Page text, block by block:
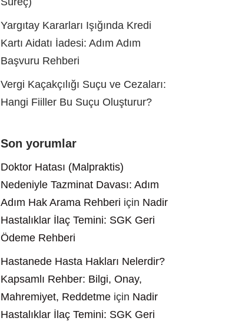
Yargıtay Kararları Işığında Kredi
Kartı Aidatı İadesi: Adım Adım
Başvuru Rehberi
Vergi Kaçakçılığı Suçu ve Cezaları:
Hangi Fiiller Bu Suçu Oluşturur?
Son yorumlar
Doktor Hatası (Malpraktis)
Nedeniyle Tazminat Davası: Adım
Adım Hak Arama Rehberi için Nadir
Hastalıklar İlaç Temini: SGK Geri
Ödeme Rehberi
Hastanede Hasta Hakları Nelerdir?
Kapsamlı Rehber: Bilgi, Onay,
Mahremiyet, Reddetme için Nadir
Hastalıklar İlaç Temini: SGK Geri